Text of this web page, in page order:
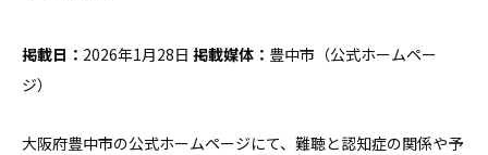
掲載日： 2026年1月28日 掲載媒体： 豊中市（公式ホームペー
ジ）
大阪府豊中市の公式ホームページにて、難聴と認知症の関係や予